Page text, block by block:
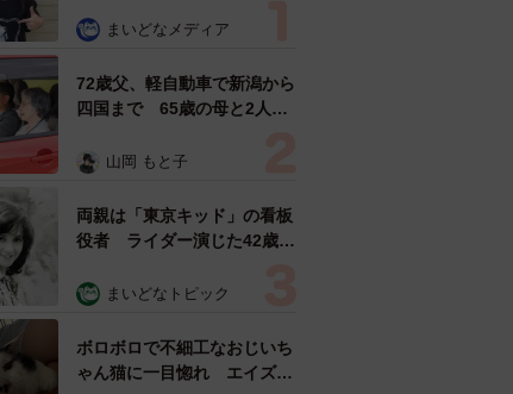
雰囲気が」「宝塚に入れそ
まいどなメディア
72歳父、軽自動車で新潟から
四国まで 65歳の母と2人で
憩まで分刻み… 「大学生で
山岡 もと子
両親は「東京キッド」の看板
役者 ライダー演じた42歳元
ングフォト」計画を明言
む」
まいどなトピック
ボロボロで不細工なおじいち
ゃん猫に一目惚れ エイズだ